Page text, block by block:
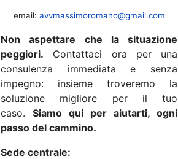
email: avvmassimoromano@gmail.com
Non aspettare che la situazione
peggiori. Contattaci ora per una
consulenza immediata e senza
impegno: insieme troveremo la
soluzione migliore per il tuo
caso. Siamo qui per aiutarti, ogni
passo del cammino.
Sede centrale: